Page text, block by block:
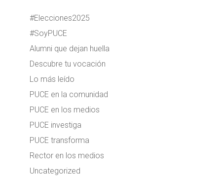
#Elecciones2025
#SoyPUCE
Alumni que dejan huella
Descubre tu vocación
Lo más leído
PUCE en la comunidad
PUCE en los medios
PUCE investiga
PUCE transforma
Rector en los medios
Uncategorized